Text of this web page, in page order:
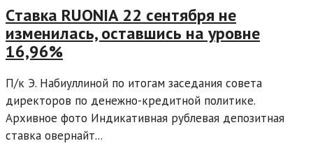
Cтавка RUONIA 22 сентября не
изменилась, оставшись на уровне
16,96%
П/к Э. Набиуллиной по итогам заседания совета
директоров по денежно-кредитной политике.
Архивное фото Индикативная рублевая депозитная
ставка овернайт...